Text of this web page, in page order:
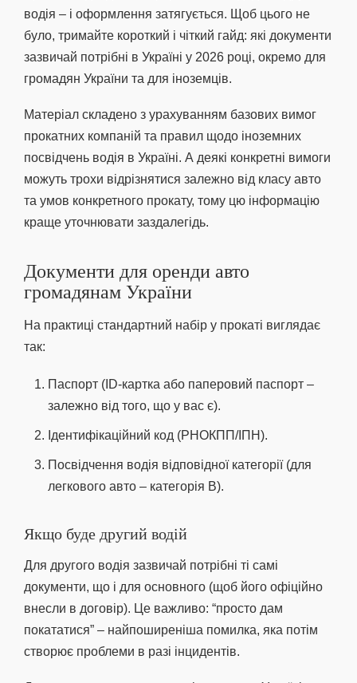
водія – і оформлення затягується. Щоб цього не
було, тримайте короткий і чіткий гайд: які документи
зазвичай потрібні в Україні у 2026 році, окремо для
громадян України та для іноземців.
Матеріал складено з урахуванням базових вимог
прокатних компаній та правил щодо іноземних
посвідчень водія в Україні. А деякі конкретні вимоги
можуть трохи відрізнятися залежно від класу авто
та умов конкретного прокату, тому цю інформацію
краще уточнювати заздалегідь.
Документи для оренди авто
громадянам України
На практиці стандартний набір у прокаті виглядає
так:
Паспорт (ID-картка або паперовий паспорт –
залежно від того, що у вас є).
Ідентифікаційний код (РНОКПП/ІПН).
Посвідчення водія відповідної категорії (для
легкового авто – категорія B).
Якщо буде другий водій
Для другого водія зазвичай потрібні ті самі
документи, що і для основного (щоб його офіційно
внесли в договір). Це важливо: “просто дам
покататися” – найпоширеніша помилка, яка потім
створює проблеми в разі інцидентів.